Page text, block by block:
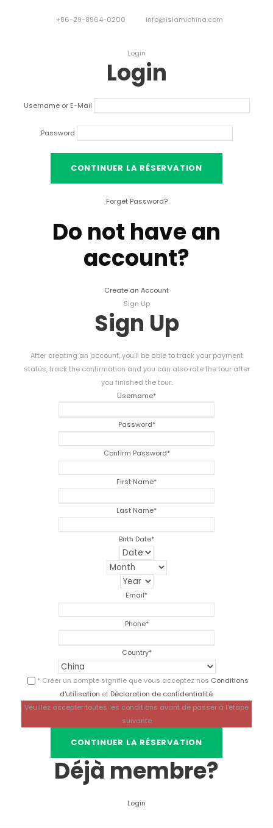
+86-29-8964-0200 info@islamichina.com
Login
Login
Username or E-Mail
Password
Forget Password?
Do not have an
account?
Create an Account
Sign Up
Sign Up
After creating an account,you'll be able to track your payment
status,track the confirmation and you can also rate the tour after
you finished the tour.
Username*
Password*
Confirm Password*
First Name*
Last Name*
Birth Date*
Email*
Phone*
Country*
* Créer un compte signifie que vous acceptez nos Conditions
d'utilisation et Déclaration de confidentialité.
Veuillez accepter toutes les conditions avant de passer à l'étape
suivante
Déjà membre?
Login